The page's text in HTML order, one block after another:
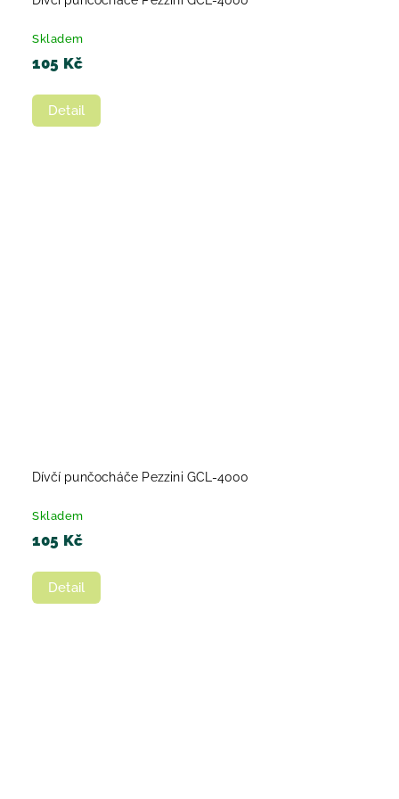
Skladem
105 Kč
Detail
Dívčí punčocháče Pezzini GCL-4000
Skladem
105 Kč
Detail